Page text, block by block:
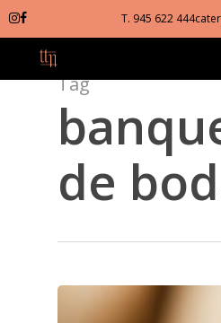
Skip
to
content
T. 945 622 444
Tag
de